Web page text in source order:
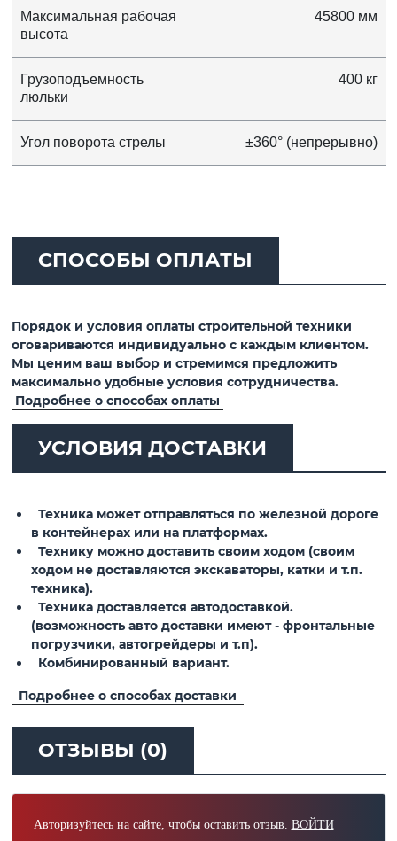
Максимальная рабочая
высота
45800 мм
Грузоподъемность
люльки
400 кг
Угол поворота стрелы ±360° (непрерывно)
СПОСОБЫ ОПЛАТЫ
Порядок и условия оплаты строительной техники
оговариваются индивидуально с каждым клиентом.
Мы ценим ваш выбор и стремимся предложить
максимально удобные условия сотрудничества.
Подробнее о способах оплаты
УСЛОВИЯ ДОСТАВКИ
Техника может отправляться по железной дороге
в контейнерах или на платформах.
Технику можно доставить своим ходом (своим
ходом не доставляются экскаваторы, катки и т.п.
техника).
Техника доставляется автодоставкой.
(возможность авто доставки имеют - фронтальные
погрузчики, автогрейдеры и т.п).
Комбинированный вариант.
Подробнее о способах доставки
ОТЗЫВЫ (0)
Авторизуйтесь на сайте, чтобы оставить отзыв. ВОЙТИ